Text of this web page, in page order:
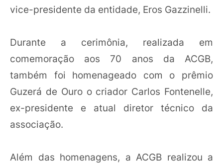
vice-presidente da entidade, Eros Gazzinelli.
Durante a cerimônia, realizada em
comemoração aos 70 anos da ACGB,
também foi homenageado com o prêmio
Guzerá de Ouro o criador Carlos Fontenelle,
ex-presidente e atual diretor técnico da
associação.
Além das homenagens, a ACGB realizou a